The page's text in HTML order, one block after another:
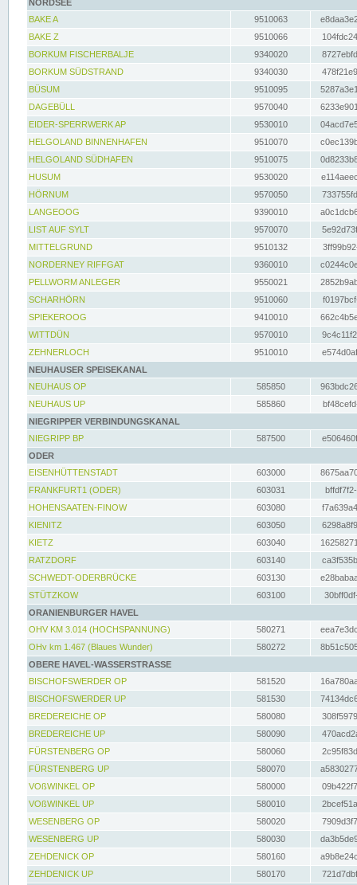
NORDSEE
BAKE A
9510063
BAKE Z
9510066
BORKUM FISCHERBALJE
9340020
BORKUM SÜDSTRAND
9340030
BÜSUM
9510095
DAGEBÜLL
9570040
EIDER-SPERRWERK AP
9530010
HELGOLAND BINNENHAFEN
9510070
HELGOLAND SÜDHAFEN
9510075
HUSUM
9530020
HÖRNUM
9570050
LANGEOOG
9390010
LIST AUF SYLT
9570070
MITTELGRUND
9510132
NORDERNEY RIFFGAT
9360010
PELLWORM ANLEGER
9550021
SCHARHÖRN
9510060
SPIEKEROOG
9410010
WITTDÜN
9570010
ZEHNERLOCH
9510010
NEUHAUSER SPEISEKANAL
NEUHAUS OP
585850
NEUHAUS UP
585860
NIEGRIPPER VERBINDUNGSKANAL
NIEGRIPP BP
587500
ODER
EISENHÜTTENSTADT
603000
FRANKFURT1 (ODER)
603031
HOHENSAATEN-FINOW
603080
KIENITZ
603050
KIETZ
603040
RATZDORF
603140
SCHWEDT-ODERBRÜCKE
603130
STÜTZKOW
603100
ORANIENBURGER HAVEL
OHV KM 3.014 (HOCHSPANNUNG)
580271
OHv km 1.467 (Blaues Wunder)
580272
OBERE HAVEL-WASSERSTRASSE
BISCHOFSWERDER OP
581520
BISCHOFSWERDER UP
581530
BREDEREICHE OP
580080
BREDEREICHE UP
580090
FÜRSTENBERG OP
580060
FÜRSTENBERG UP
580070
VOßWINKEL OP
580000
VOßWINKEL UP
580010
WESENBERG OP
580020
WESENBERG UP
580030
ZEHDENICK OP
580160
ZEHDENICK UP
580170